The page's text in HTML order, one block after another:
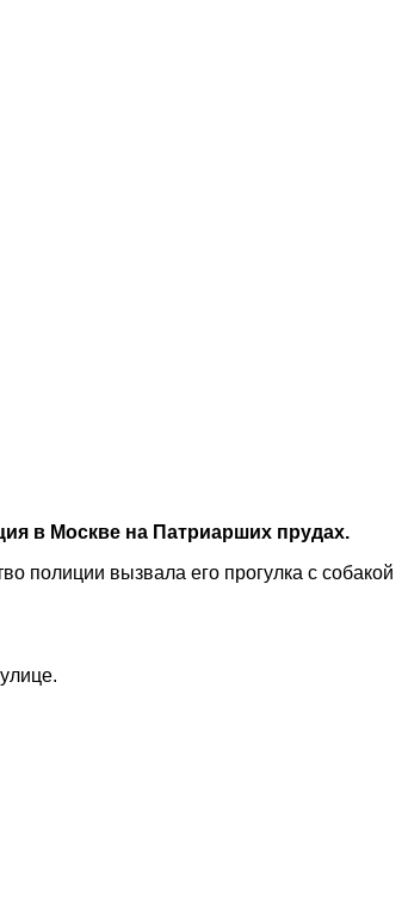
в Москве на Патриарших прудах.
полиции вызвала его прогулка с собакой